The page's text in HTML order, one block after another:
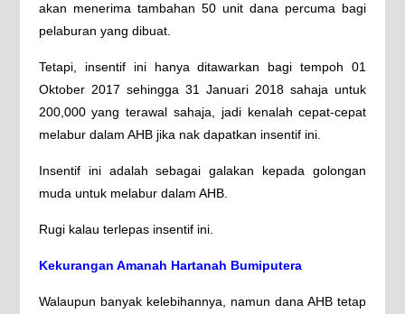
akan menerima tambahan 50 unit dana percuma bagi
pelaburan yang dibuat.
Tetapi, insentif ini hanya ditawarkan bagi tempoh 01
Oktober 2017 sehingga 31 Januari 2018 sahaja untuk
200,000 yang terawal sahaja, jadi kenalah cepat-cepat
melabur dalam AHB jika nak dapatkan insentif ini.
Insentif ini adalah sebagai galakan kepada golongan
muda untuk melabur dalam AHB.
Rugi kalau terlepas insentif ini.
Kekurangan Amanah Hartanah Bumiputera
Walaupun banyak kelebihannya, namun dana AHB tetap